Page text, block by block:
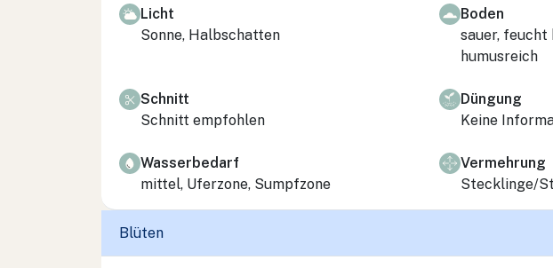
Licht
Sonne, Halbschatten
Boden
sauer, feucht
humusreich
Schnitt
Schnitt empfohlen
Düngung
Keine
Wasserbedarf
mittel, Uferzone, Sumpfzone
Vermehrung
Stecklinge/
Blüten